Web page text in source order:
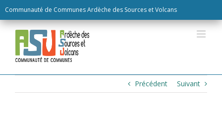
Communauté de Communes Ardèche des Sources et Volcans
to
content
Précédent Suivant